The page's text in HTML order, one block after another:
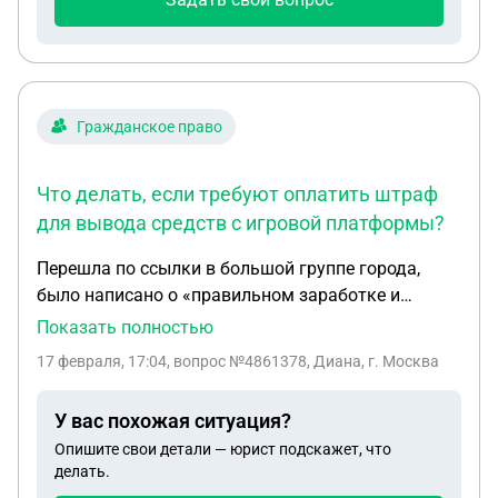
человека, не имеющего ВУ и продолжить ездить
неоплаченные налоги и ограничение на
отдельно на уплату транспортного налога? как
Гражданское право
Что делать, если требуют оплатить штраф
для вывода средств с игровой платформы?
Перешла по ссылки в большой группе города,
было написано о «правильном заработке и
обучению финансов», по итогу попала на
числа вводить в рулетку, что нужно делать, чтобы
прокрутила рулетку (вложив свои 1700р), деньги
поступили на игровой счет, и дальше пошло-
поехало, чтобы их вывести,в чате поддержки
Показать полностью
17 февраля, 17:04, вопрос №4861378, Диана, г. Москва
У вас похожая ситуация?
Опишите свои детали — юрист подскажет, что
делать.